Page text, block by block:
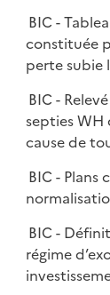
BIC -
constituée
perte subie
BIC -
septies WH
cause de
BIC - Plans
BIC -
régime